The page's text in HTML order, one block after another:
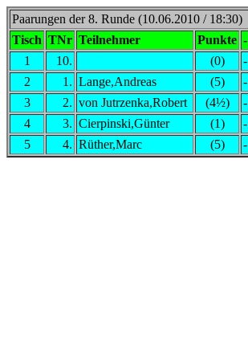
Paarungen der 8. Runde (10.06.2010 / 18:30)
Tisch TNr Teilnehmer Punkte -
1
10. (0) -
2
1. Lange,Andreas (5) -
3
2. von Jutrzenka,Robert (4½) -
4
3. Cierpinski,Günter (1) -
5
4. Rüther,Marc (5) -